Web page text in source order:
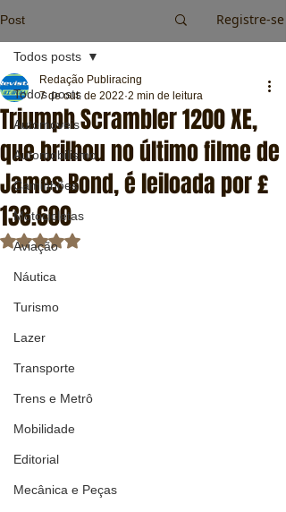
Post Registre-se
Todos posts
Automóveis
Automobilismo
Caminhões
Motocicletas
Aviação
Náutica
Turismo
Lazer
Transporte
Trens e Metrô
Mobilidade
Editorial
Mecânica e Peças
Todos posts
Triumph Scrambler 1200 XE,
que brilhou no último filme de
James Bond, é leiloada por £
138.600
Redação Publiracing
7 de out. de 2022 2 min de leitura
Avaliado com NaN de 5 estrelas.